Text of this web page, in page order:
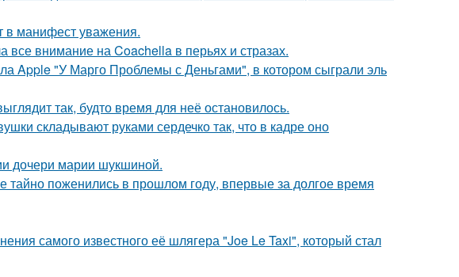
в манифест уважения.
внимание на Coachella в перьях и стразах.
Apple "У Марго Проблемы с Деньгами", в котором сыграли эль
так, будто время для неё остановилось.
складывают руками сердечко так, что в кадре оно
дочери марии шукшиной.
тайно поженились в прошлом году, впервые за долгое время
самого известного её шлягера "Joe Le Taxi", который стал